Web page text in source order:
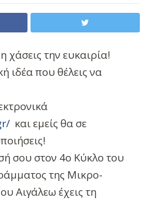
χάσεις την ευκαιρία!
ιδέα που θέλεις να
και εμείς θα σε
σου στον 4ο Κύκλο του
της Μικρο-
Αιγάλεω έχεις τη